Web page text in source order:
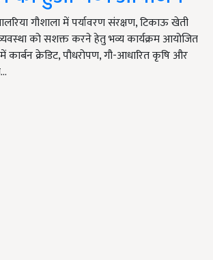
गौशाला में पर्यावरण संरक्षण, टिकाऊ खेती
को सशक्त करने हेतु भव्य कार्यक्रम आयोजित
कार्बन क्रेडिट, पौधरोपण, गौ-आधारित कृषि और